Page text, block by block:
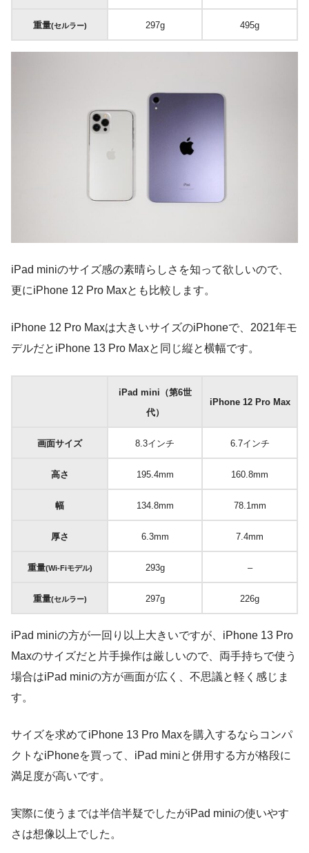
重量(セルラー) 297g 495g
iPad miniのサイズ感の素晴らしさを知って欲しいので、
更にiPhone 12 Pro Maxとも比較します。
iPhone 12 Pro Maxは大きいサイズのiPhoneで、2021年モ
デルだとiPhone 13 Pro Maxと同じ縦と横幅です。
iPad mini（第6世
代）
iPhone 12 Pro Max
画面サイズ 8.3インチ 6.7インチ
高さ 195.4mm 160.8mm
幅 134.8mm 78.1mm
厚さ 6.3mm 7.4mm
重量(Wi-Fiモデル) 293g –
重量(セルラー) 297g 226g
iPad miniの方が一回り以上大きいですが、iPhone 13 Pro
Maxのサイズだと片手操作は厳しいので、両手持ちで使う
場合はiPad miniの方が画面が広く、不思議と軽く感じま
す。
サイズを求めてiPhone 13 Pro Maxを購入するならコンパ
クトなiPhoneを買って、iPad miniと併用する方が格段に
満足度が高いです。
実際に使うまでは半信半疑でしたがiPad miniの使いやす
さは想像以上でした。